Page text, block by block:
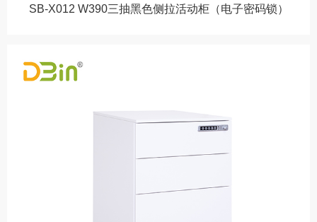
SB-X012 W390三抽黑色侧拉活动柜（电子密码锁）